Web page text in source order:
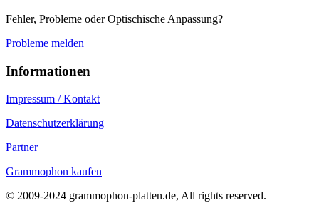
Fehler, Probleme oder Optischische Anpassung?
Probleme melden
Informationen
Impressum / Kontakt
Datenschutzerklärung
Partner
Grammophon kaufen
© 2009-2024 grammophon-platten.de, All rights reserved.